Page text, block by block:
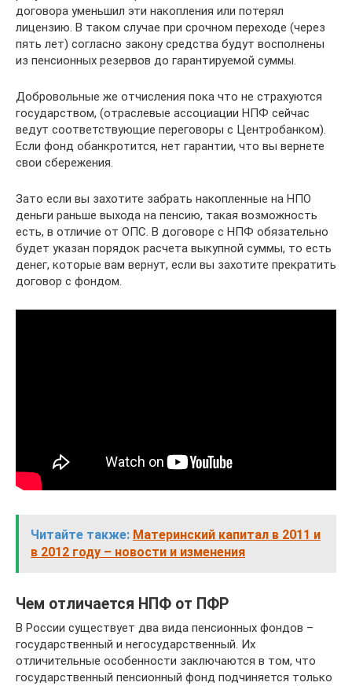
договора уменьшил эти накопления или потерял
лицензию. В таком случае при срочном переходе (через
пять лет) согласно закону средства будут восполнены
из пенсионных резервов до гарантируемой суммы.
Добровольные же отчисления пока что не страхуются
государством, (отраслевые ассоциации НПФ сейчас
ведут соответствующие переговоры с Центробанком).
Если фонд обанкротится, нет гарантии, что вы вернете
свои сбережения.
Зато если вы захотите забрать накопленные на НПО
деньги раньше выхода на пенсию, такая возможность
есть, в отличие от ОПС. В договоре с НПФ обязательно
будет указан порядок расчета выкупной суммы, то есть
денег, которые вам вернут, если вы захотите прекратить
договор с фондом.
Читайте также: Материнский капитал в 2011 и
в 2012 году – новости и изменения
Чем отличается НПФ от ПФР
В России существует два вида пенсионных фондов –
государственный и негосударственный. Их
отличительные особенности заключаются в том, что
государственный пенсионный фонд подчиняется только